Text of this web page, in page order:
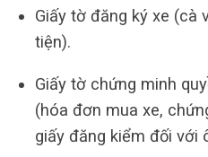
Giấy tờ đăng ký xe (cà
tiện).
Giấy tờ chứng minh
(hóa đơn mua xe,
giấy đăng kiểm đối với